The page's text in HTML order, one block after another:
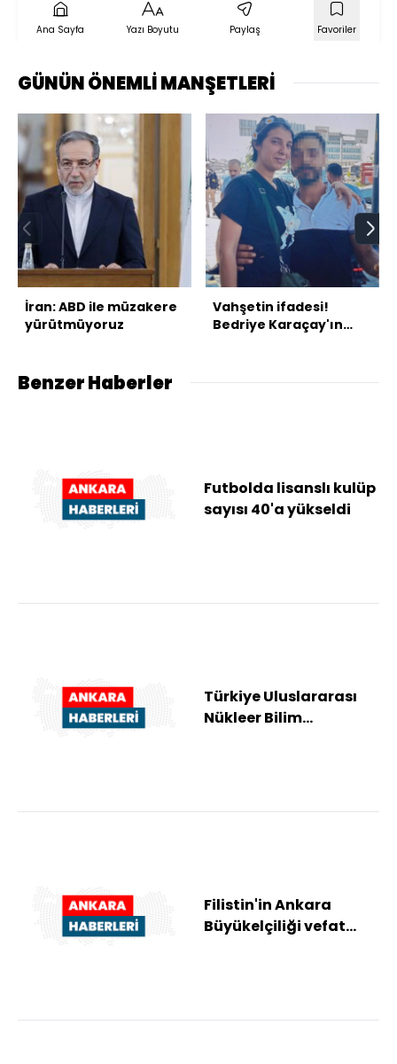
Ana Sayfa Yazı Boyutu Paylaş Favoriler
GÜNÜN ÖNEMLİ MANŞETLERİ
İran: ABD ile müzakere
yürütmüyoruz
Vahşetin ifadesi!
Bedriye Karaçay'ın
Benzer Haberler
Futbolda lisanslı kulüp
sayısı 40'a yükseldi
Türkiye Uluslararası
Nükleer Bilim
Filistin'in Ankara
Büyükelçiliği vefat